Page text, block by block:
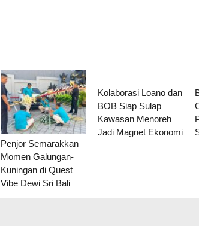
Penjor Semarakkan
Momen Galungan-
Kuningan di Quest
Vibe Dewi Sri Bali
Kolaborasi Loano dan
BOB Siap Sulap
Kawasan Menoreh
Jadi Magnet Ekonomi